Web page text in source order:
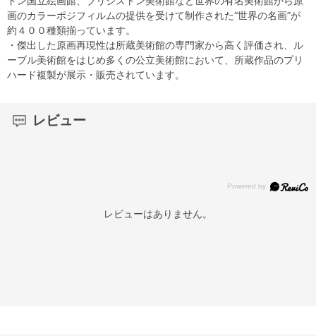
画のカラーポジフィルムの提供を受けて制作された“世界の名画”が
約４００種類揃っています。
・傑出した原画再現性は所蔵美術館の専門家から高く評価され、ル
ーブル美術館をはじめ多くの公立美術館において、所蔵作品のプリ
ハード複製が展示・販売されています。
レビュー
レビューはありません。